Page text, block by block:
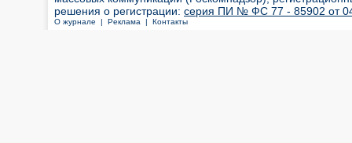
решения о регистрации: серия ПИ № ФС 77 - 85902 от 04
О журнале | Реклама | Контакты